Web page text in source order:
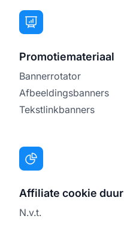
Promotiemateriaal
Bannerrotator
Afbeeldingsbanners
Tekstlinkbanners
Affiliate cookie duur
N.v.t.